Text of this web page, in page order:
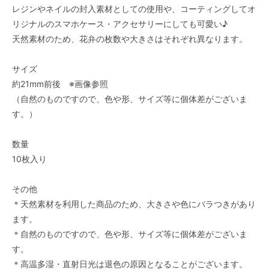
レジンやネイルの封入素材としての使用や、コーティングしてオ
リジナルのスマホケース・アクセサリーにしても可愛い♪
天然素材のため、花弁の枚数や大きさはそれぞれ異なります。
サイズ
約21mm前後 ※画像参照
（自然のものですので、色や形、サイズ等に個体差がございま
す。）
数量
10枚入り
その他
＊天然素材を利用した商品のため、大きさや色にバラつきがあり
ます。
＊自然のものですので、色や形、サイズ等に個体差がございま
す。
＊高温多湿・直射日光は退色の原因となることがございます。